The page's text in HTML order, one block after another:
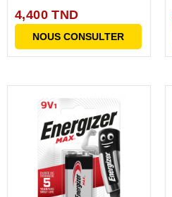
4,400 TND
NOUS CONSULTER